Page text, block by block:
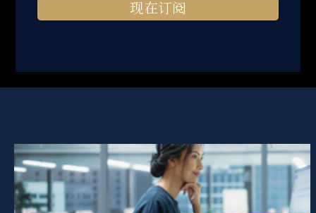
现在订阅